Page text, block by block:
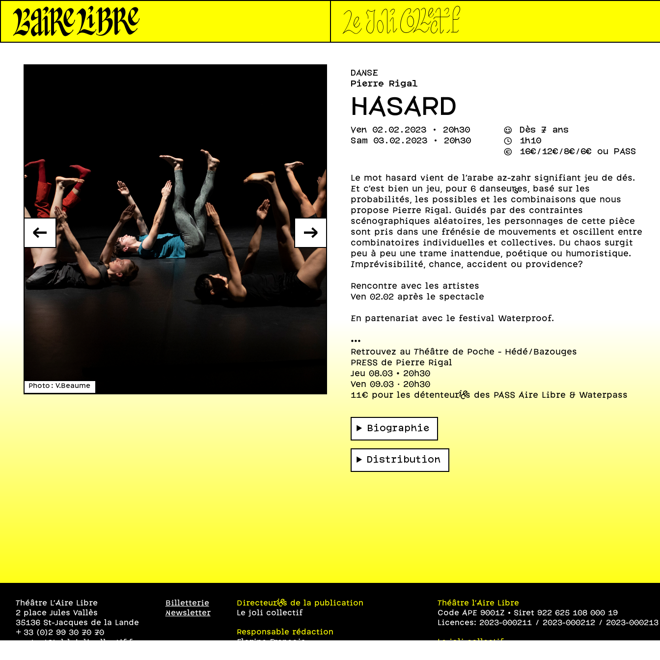
*Aire Libre* *Le joli collectif*
Photo : V.Beaume Photo : V.Beaume
← →
DANSE
Pierre Rigal
HASARD
Ven 02.02.2023 • 20h30
Sam 03.02.2023 • 20h30
⌣
Dès 7 ans
⌚
1h10
💰
16€/12€/8€/6€ ou PASS
Le mot hasard vient de l’arabe az-zahr signifiant jeu de dés.
Et c’est bien un jeu, pour 6 danseur·ses, basé sur les
probabilités, les possibles et les combinaisons que nous
propose Pierre Rigal. Guidés par des contraintes
scénographiques aléatoires, les personnages de cette pièce
sont pris dans une frénésie de mouvements et oscillent entre
combinatoires individuelles et collectives. Du chaos surgit
peu à peu une trame inattendue, poétique ou humoristique.
Imprévisibilité, chance, accident ou providence?
Rencontre avec les artistes
Ven 02.02 après le spectacle
En partenariat avec le festival Waterproof.
•••
Retrouvez au Théâtre de Poche - Hédé/Bazouges
PRESS de Pierre Rigal
Jeu 08.03 • 20h30
Ven 09.03 · 20h30
11€ pour les détenteur·ices des PASS Aire Libre & Waterpass
Biographie
Distribution
Théâtre L’Aire Libre
2 place Jules Vallès
35136 St-Jacques de la Lande
+ 33 (0)2 99 30 70 70
contact@tal-lejolicollectif.fr
Billetterie
Newsletter
Directeur·ices de la publication
Le joli collectif
Responsable rédaction
Florine François
Théâtre l’Aire Libre
Code APE 9001Z • Siret 922 625 108 000 19
Licences: 2023-000211 / 2023-000212 / 2023-000213
Le joli collectif